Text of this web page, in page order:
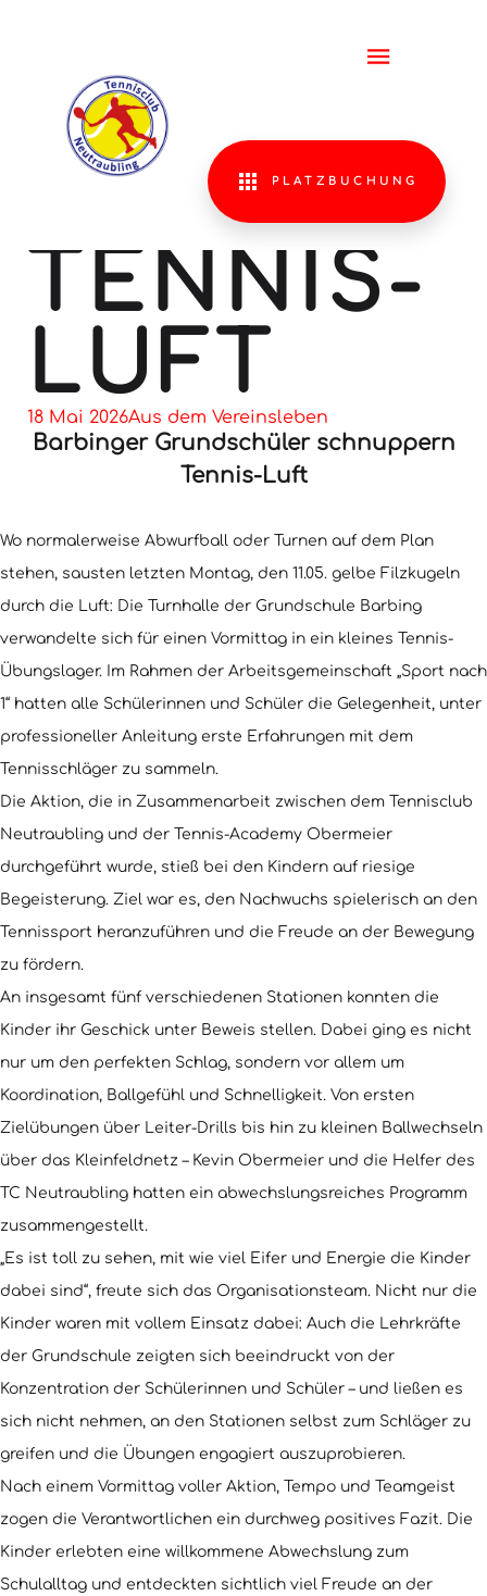
PLATZBUCHUNG
TENNIS-
LUFT
18 Mai 2026Aus dem Vereinsleben
Barbinger Grundschüler schnuppern
Tennis-Luft
Wo normalerweise Abwurfball oder Turnen auf dem Plan
stehen, sausten letzten Montag, den 11.05. gelbe Filzkugeln
durch die Luft: Die Turnhalle der Grundschule Barbing
verwandelte sich für einen Vormittag in ein kleines Tennis-
Übungslager. Im Rahmen der Arbeitsgemeinschaft „Sport nach
1“ hatten alle Schülerinnen und Schüler die Gelegenheit, unter
professioneller Anleitung erste Erfahrungen mit dem
Tennisschläger zu sammeln.
Die Aktion, die in Zusammenarbeit zwischen dem Tennisclub
Neutraubling und der Tennis-Academy Obermeier
durchgeführt wurde, stieß bei den Kindern auf riesige
Begeisterung. Ziel war es, den Nachwuchs spielerisch an den
Tennissport heranzuführen und die Freude an der Bewegung
zu fördern.
An insgesamt fünf verschiedenen Stationen konnten die
Kinder ihr Geschick unter Beweis stellen. Dabei ging es nicht
nur um den perfekten Schlag, sondern vor allem um
Koordination, Ballgefühl und Schnelligkeit. Von ersten
Zielübungen über Leiter-Drills bis hin zu kleinen Ballwechseln
über das Kleinfeldnetz – Kevin Obermeier und die Helfer des
TC Neutraubling hatten ein abwechslungsreiches Programm
zusammengestellt.
„Es ist toll zu sehen, mit wie viel Eifer und Energie die Kinder
dabei sind“, freute sich das Organisationsteam. Nicht nur die
Kinder waren mit vollem Einsatz dabei: Auch die Lehrkräfte
der Grundschule zeigten sich beeindruckt von der
Konzentration der Schülerinnen und Schüler – und ließen es
sich nicht nehmen, an den Stationen selbst zum Schläger zu
greifen und die Übungen engagiert auszuprobieren.
Nach einem Vormittag voller Aktion, Tempo und Teamgeist
zogen die Verantwortlichen ein durchweg positives Fazit. Die
Kinder erlebten eine willkommene Abwechslung zum
Schulalltag und entdeckten sichtlich viel Freude an der